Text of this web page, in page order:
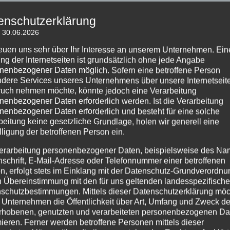
Flexibler Einstieg jederzeit möglich
in die laufenden Kurse einsteigen. Wichtig ist nur eine
damit wir alles optimal vorbereiten
Hobby, zur Vorbereitung auf Events oder einfach aus
zusammen. Ich begleite dich Schritt für Schritt auf
Sicherheit, Ausdruck und Spaß auf der Tanzfläche.
– Anfänger &
an, die perfekt auf dein
ob du gerade erst startest
möchtest – hier findest
Kurs im Verein
Zusätzlich unterrichte ich im
– Mittwoch von 18:00 bis 20:30
– Ort: Carl-Jacob-Burckhardt-
Hier erwartet dich eine
30.06.2026
uns sehr über Ihr Interesse an unserem Unternehmen.
der Internetseiten ist grundsätzlich ohne jede Angabe
Daten möglich. Sofern eine betroffene Person
Services unseres Unternehmens über unsere
nehmen möchte, könnte jedoch eine Verarbeitung
Daten erforderlich werden. Ist die Verarbeitung
Daten erforderlich und besteht für eine solche
keine gesetzliche Grundlage, holen wir generell eine
der betroffenen Person ein.
personenbezogener Daten, beispielsweise des
E-Mail-Adresse oder Telefonnummer einer betroffenen
erfolgt stets im Einklang mit der Datenschutz-
Übereinstimmung mit den für uns geltenden
Mittels dieser Datenschutzerklärung
Unternehmen die Öffentlichkeit über Art, Umfang und Zweck
genutzten und verarbeiteten personenbezogenen
Ferner werden betroffene Personen mittels dieser